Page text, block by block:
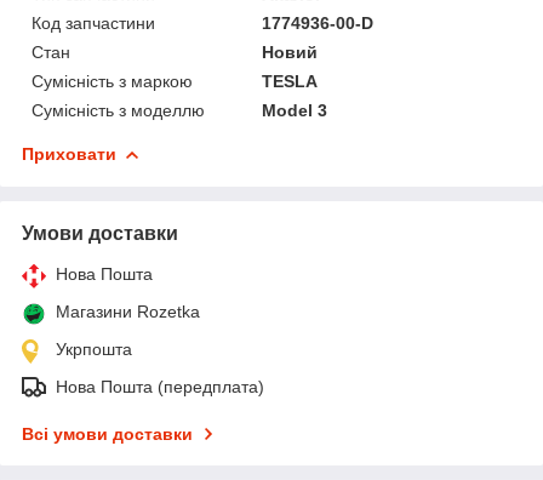
Код запчастини
1774936-00-D
Стан
Новий
Сумісність з маркою
TESLA
Сумісність з моделлю
Model 3
Приховати
Умови доставки
Нова Пошта
Магазини Rozetka
Укрпошта
Нова Пошта (передплата)
Всі умови доставки